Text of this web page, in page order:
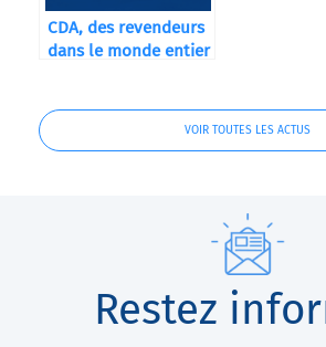
CDA, des revendeurs
dans le monde entier
VOIR TOUTES LES ACTUS
Restez